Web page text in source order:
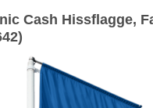
Cash Hissflagge,